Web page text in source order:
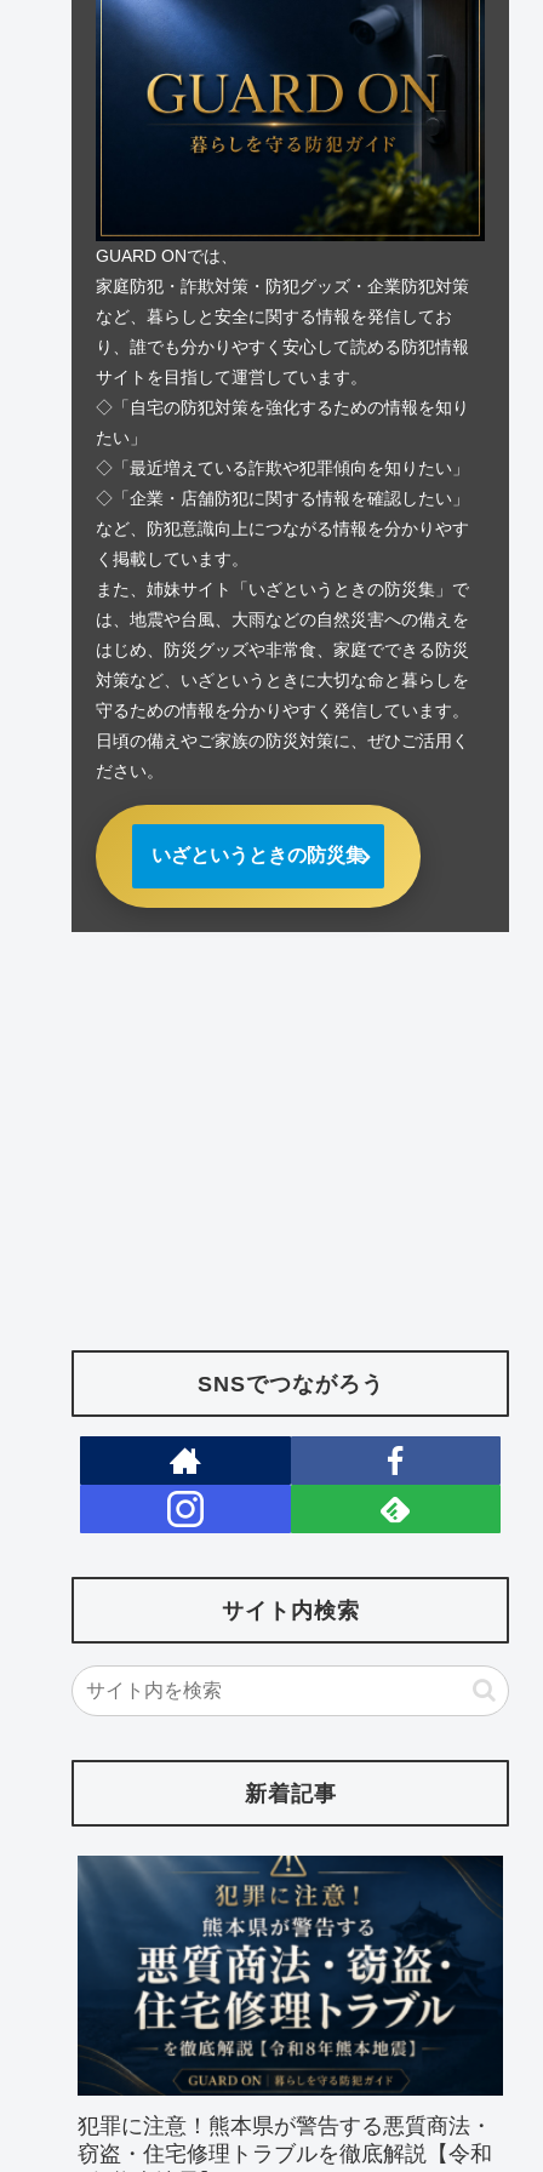
GUARD ONでは、
家庭防犯・詐欺対策・防犯グッズ・企業防犯対策
など、暮らしと安全に関する情報を発信してお
り、誰でも分かりやすく安心して読める防犯情報
サイトを目指して運営しています。
◇「自宅の防犯対策を強化するための情報を知り
たい」
◇「最近増えている詐欺や犯罪傾向を知りたい」
◇「企業・店舗防犯に関する情報を確認したい」
など、防犯意識向上につながる情報を分かりやす
く掲載しています。
また、姉妹サイト「いざというときの防災集」で
は、地震や台風、大雨などの自然災害への備えを
はじめ、防災グッズや非常食、家庭でできる防災
対策など、いざというときに大切な命と暮らしを
守るための情報を分かりやすく発信しています。
日頃の備えやご家族の防災対策に、ぜひご活用く
ださい。
いざというときの防災集
SNSでつながろう
サイト内検索
新着記事
犯罪に注意！熊本県が警告する悪質商法・
窃盗・住宅修理トラブルを徹底解説【令和